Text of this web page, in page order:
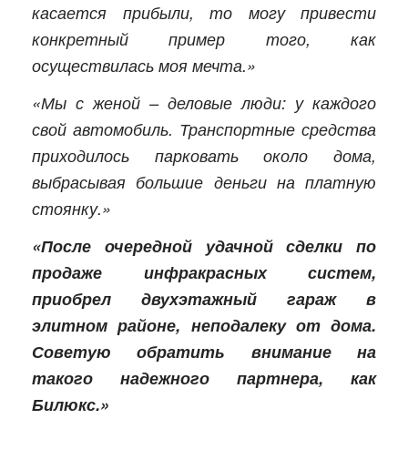
касается прибыли, то могу привести
конкретный пример того, как
осуществилась моя мечта.»
«Мы с женой – деловые люди: у каждого
свой автомобиль. Транспортные средства
приходилось парковать около дома,
выбрасывая большие деньги на платную
стоянку.»
«После очередной удачной сделки по
продаже инфракрасных систем,
приобрел двухэтажный гараж в
элитном районе, неподалеку от дома.
Советую обратить внимание на
такого надежного партнера, как
Билюкс.»